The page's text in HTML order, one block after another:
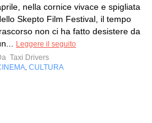
nella cornice vivace e spigliata
Skepto Film Festival, il tempo
non ci ha fatto desistere da
Leggere il seguito
Taxi Drivers
CULTURA